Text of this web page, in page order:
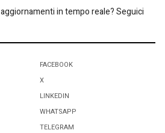
in tempo reale? Seguici
FACEBOOK
X
LINKEDIN
WHATSAPP
TELEGRAM